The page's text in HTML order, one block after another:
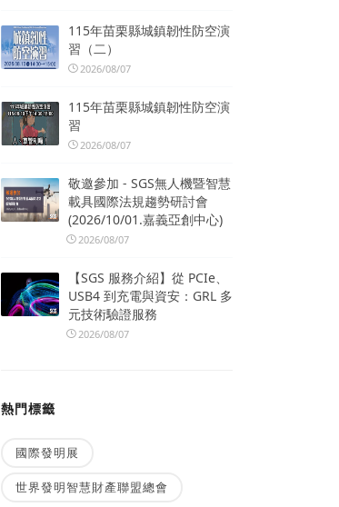
115年苗栗縣城鎮韌性防空演
習（二）
2026/08/07
115年苗栗縣城鎮韌性防空演
習
2026/08/07
敬邀參加 - SGS無人機暨智慧
載具國際法規趨勢研討會
(2026/10/01.嘉義亞創中心)
2026/08/07
【SGS 服務介紹】從 PCIe、
USB4 到充電與資安：GRL 多
元技術驗證服務
2026/08/07
熱門標籤
國際發明展
世界發明智慧財產聯盟總會